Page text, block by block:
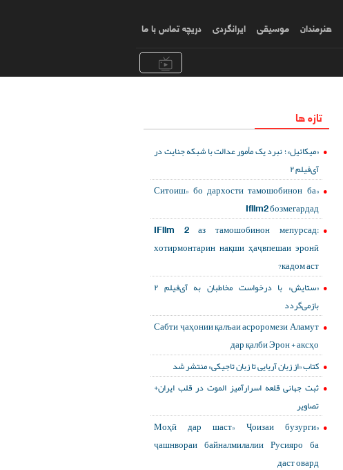
هنرمندان موسیقی ایرانگردی دریچه تماس با ما
تازه ها
«میکائیل»؛ نبرد یک مأمور عدالت با شبکه جنایت در
آی‌فیلم ۲
«Ситоиш» бо дархости тамошобинон ба
Ifilm2 бозмегардад
IFilm 2 аз тамошобинон мепурсад:
хотирмонтарин нақши ҳаҷвпешаи эронӣ
кадом аст?
«ستایش» با درخواست مخاطبان به آی‌فیلم ۲
بازمی‌گردد
Сабти ҷаҳонии қалъаи асроромези Аламут
дар қалби Эрон + аксҳо
کتاب «از زبان آریایی تا زبان تاجیکی» منتشر شد
ثبت جهانی قلعه اسرارآمیز الموت در قلب ایران+
تصاویر
«Моҳӣ дар шаст» Ҷоизаи бузурги
ҷашнвораи байналмилалии Русияро ба
даст овард